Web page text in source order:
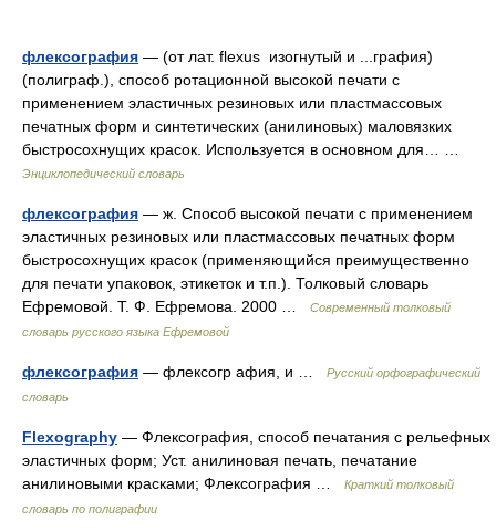
флексография — (от лат. flexus изогнутый и ...графия)
(полиграф.), способ ротационной высокой печати с
применением эластичных резиновых или пластмассовых
печатных форм и синтетических (анилиновых) маловязких
быстросохнущих красок. Используется в основном для… …
Энциклопедический словарь
флексография — ж. Способ высокой печати с применением
эластичных резиновых или пластмассовых печатных форм
быстросохнущих красок (применяющийся преимущественно
для печати упаковок, этикеток и т.п.). Толковый словарь
Ефремовой. Т. Ф. Ефремова. 2000 …
Современный толковый
словарь русского языка Ефремовой
флексография — флексогр афия, и …
Русский орфографический
словарь
Flexography — Флексография, способ печатания с рельефных
эластичных форм; Уст. анилиновая печать, печатание
анилиновыми красками; Флексография …
Краткий толковый
словарь по полиграфии